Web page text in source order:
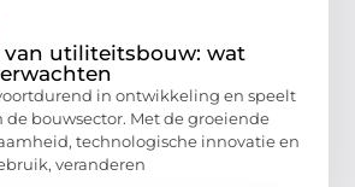
van utiliteitsbouw: wat
in ontwikkeling en speelt
de bouwsector. Met de groeiende
technologische innovatie en
veranderen